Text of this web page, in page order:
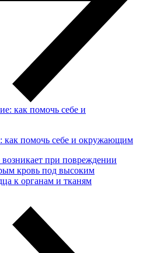
как помочь себе и окружающим
при повреждении
кровь под высоким
к органам и тканям